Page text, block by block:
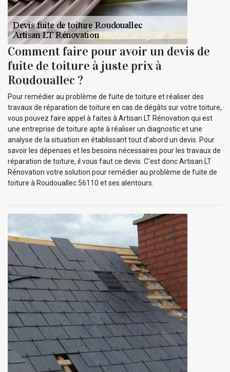
Comment faire pour avoir un devis de
fuite de toiture à juste prix à
Roudouallec ?
Pour remédier au problème de fuite de toiture et réaliser des
travaux de réparation de toiture en cas de dégâts sur votre toiture,
vous pouvez faire appel à faites à Artisan LT Rénovation qui est
une entreprise de toiture apte à réaliser un diagnostic et une
analyse de la situation en établissant tout d’abord un devis. Pour
savoir les dépenses et les besoins nécessaires pour les travaux de
réparation de toiture, il vous faut ce devis. C’est donc Artisan LT
Rénovation votre solution pour remédier au problème de fuite de
toiture à Roudouallec 56110 et ses alentours.